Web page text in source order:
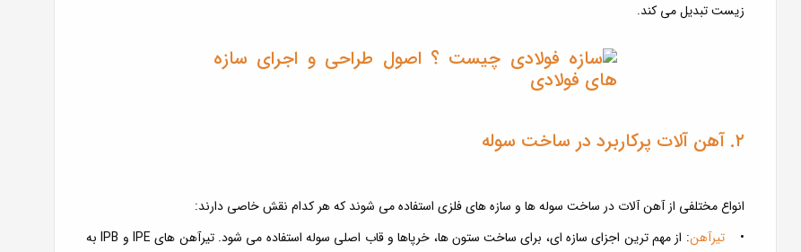
زیست تبدیل می کند.
۲. آهن آلات پرکاربرد در ساخت سوله
انواع مختلفی از آهن آلات در ساخت سوله ها و سازه های فلزی استفاده می شوند که هر کدام نقش خاصی دارند:
•تیرآهن
: از مهم ترین اجزای سازه ای، برای ساخت ستون ها، خرپاها و قاب اصلی سوله استفاده می شود. تیرآهن های IPE و IPB به